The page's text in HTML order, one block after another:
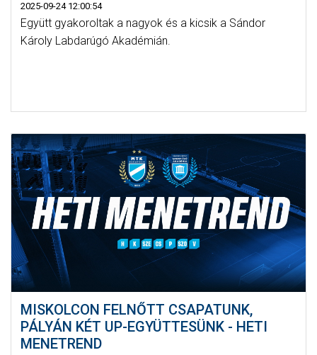
2025-09-24 12:00:54
Együtt gyakoroltak a nagyok és a kicsik a Sándor
Károly Labdarúgó Akadémián.
MISKOLCON FELNŐTT CSAPATUNK,
PÁLYÁN KÉT UP-EGYÜTTESÜNK - HETI
MENETREND